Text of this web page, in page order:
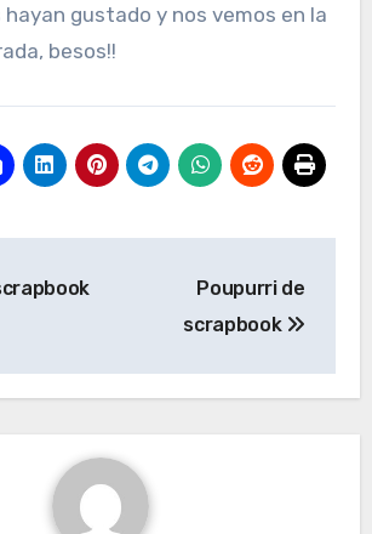
hayan gustado y nos vemos en la
besos!!
Poupurri de
scrapbook